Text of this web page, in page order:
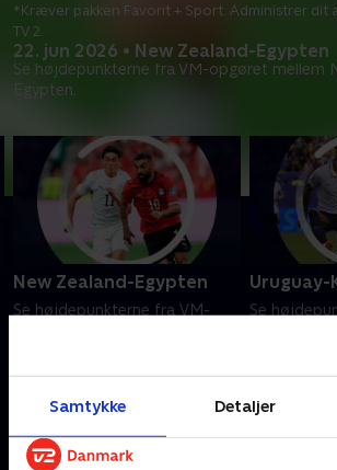
Samtykke Detaljer
22. jun 2026 • New Zealand-Egypten
Se højdepunkterne fra VM-opgøret mellem
Egypten.
*Kræver pakken Favorit + Sport. Administrer dit
TV 2.
New Zealand-Egypten
Se højdepunkterne fra VM-
22. juni 2026 • 5 min
Uruguay-
Se
opgøret
22. juni 2026
Andre så også